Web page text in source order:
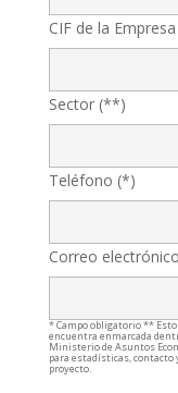
CIF de la
Sector (**)
Teléfono (*)
Correo
* Campo obligatorio **
encuentra enmarcada
Ministerio de Asuntos
para estadísticas, contacto
proyecto.